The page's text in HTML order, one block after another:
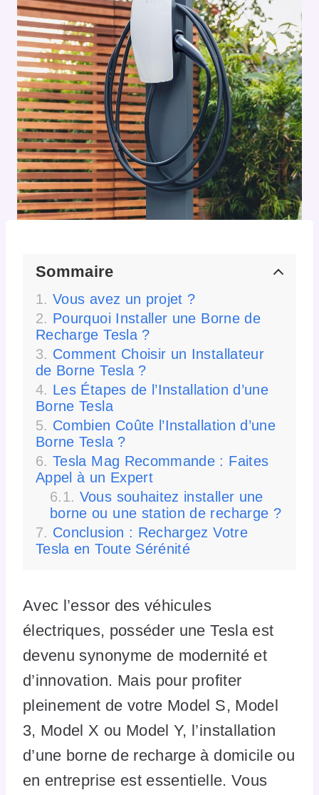
Sommaire
Vous avez un projet ?
Pourquoi Installer une Borne de
Recharge Tesla ?
Comment Choisir un Installateur
de Borne Tesla ?
Les Étapes de l’Installation d’une
Borne Tesla
Combien Coûte l’Installation d’une
Borne Tesla ?
Tesla Mag Recommande : Faites
Appel à un Expert
Vous souhaitez installer une
borne ou une station de recharge ?
Conclusion : Rechargez Votre
Tesla en Toute Sérénité
Avec l’essor des véhicules
électriques, posséder une Tesla est
devenu synonyme de modernité et
d’innovation. Mais pour profiter
pleinement de votre Model S, Model
3, Model X ou Model Y, l’installation
d’une borne de recharge à domicile ou
en entreprise est essentielle. Vous